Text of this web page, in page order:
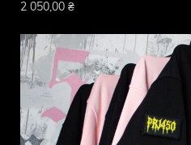
2 050,00 ₴